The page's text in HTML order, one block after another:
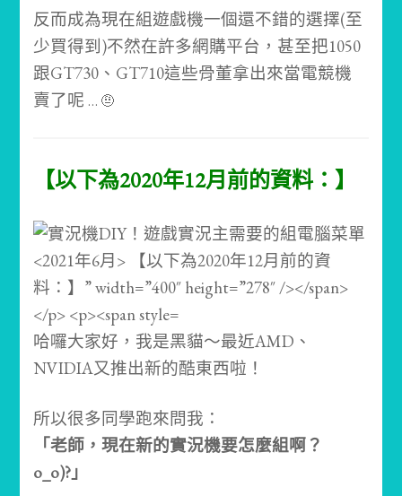
反而成為現在組遊戲機一個還不錯的選擇(至
少買得到)不然在許多網購平台，甚至把1050
跟GT730、GT710這些骨董拿出來當電競機
賣了呢 … 🤨
【以下為2020年12月前的資料：】
哈囉大家好，我是黑貓～最近AMD、
NVIDIA又推出新的酷東西啦！
所以很多同學跑來問我：
「老師，現在新的實況機要怎麼組啊？
o_o)?」